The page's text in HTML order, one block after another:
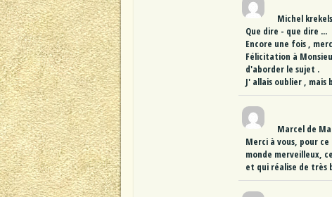
Michel krekels
Que dire - que dire ...
Encore une fois ,
Félicitation à
d'aborder le sujet .
J' allais oublier ,
Marcel de
Merci à vous, pour
monde merveilleux,
et qui réalise de très